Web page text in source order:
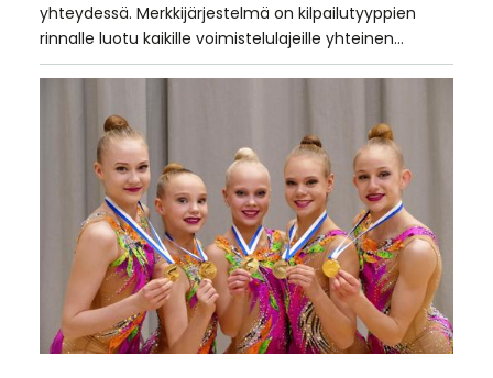
yhteydessä. Merkkijärjestelmä on kilpailutyyppien
rinnalle luotu kaikille voimistelulajeille yhteinen…